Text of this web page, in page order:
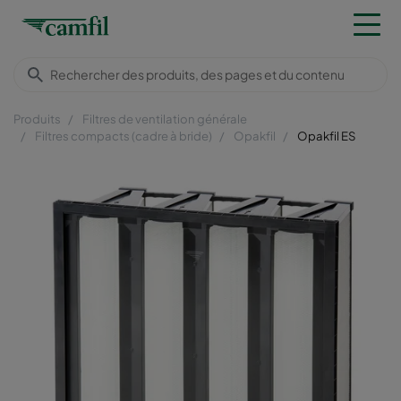
Produits
Filtres de ventilation générale
Filtres compacts (cadre à bride)
Opakfil Opakfil ES